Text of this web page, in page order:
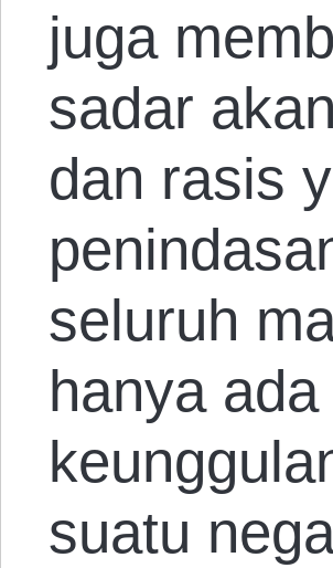
juga
sadar
dan rasis
seluruh
hanya
suatu